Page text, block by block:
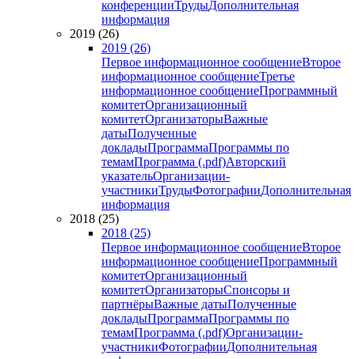
конференцииТрудыДополнительная
информация
2019 (26)
2019 (26)
Первое информационное сообщениеВторое
информационное сообщениеТретье
информационное сообщениеПрограммный
комитетОрганизационный
комитетОрганизаторыВажные
датыПолученные
докладыПрограммаПрограммы по
темамПрограмма (.pdf)Авторский
указательОрганизации-
участникиТрудыФотографииДополнительная
информация
2018 (25)
2018 (25)
Первое информационное сообщениеВторое
информационное сообщениеПрограммный
комитетОрганизационный
комитетОрганизаторыСпонсоры и
партнёрыВажные датыПолученные
докладыПрограммаПрограммы по
темамПрограмма (.pdf)Организации-
участникиФотографииДополнительная